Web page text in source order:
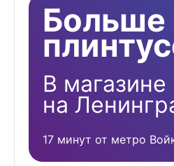
Больше
В магазине
на
17 минут от метро